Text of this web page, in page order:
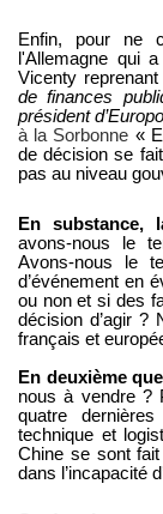
Enfin, pour ne
l'Allemagne qui
Vicenty
de finances
président
à la Sorbonne «
de décision se
pas au niveau
En substance,
avons-nous le
Avons-nous le
d’événement en
ou non et si des
décision d’agir ?
français et
En deuxième
nous à vendre ?
quatre
technique et
Chine se sont
dans l’incapacité